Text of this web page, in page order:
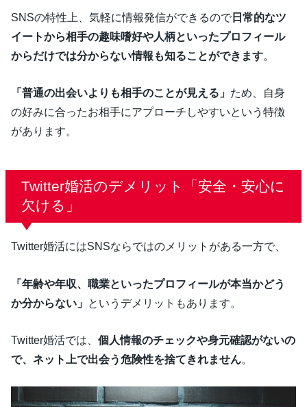
SNSの特性上、気軽に情報発信ができるので日常的なツ
イートから相手の趣味嗜好や人柄といったプロフィール
からだけでは分からない情報も知ることができます
「普通の出会いよりも相手のことが見える」 ため、自身
の好みに合ったお相手にアプローチしやすいという特徴
があります。
Twitter婚活のデメリット「安全・安心に
欠ける」
Twitter婚活にはSNSならではのメリットがある一方で、
「年齢や年収、職業といったプロフィールが本当かどう
か分からない」 というデメリットもあります。
Twitter婚活では、個人情報のチェックや身元確認がないの
で、ネット上で出会う危険性を捨てきれません。